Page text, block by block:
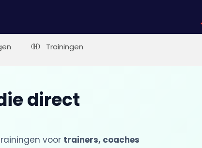
Trainingen
direct
voor trainers, coaches